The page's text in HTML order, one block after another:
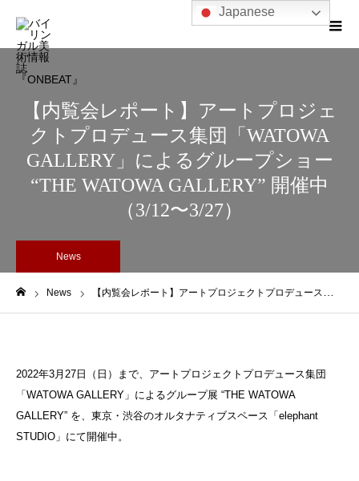
【内覧会レポート】アートプロジェ
クトプロデュース集団「WATOWA
GALLERY」によるグループショー
“THE WATOWA GALLERY” 開催中
（3/12〜3/27）
News
News 【内覧会レポート】アートプロジェクトプロデュース集団「WATOWA GALLERY」によるグループショー “THE WATOWA GALLERY” 開催中（3/12〜3/27）
2022年3月27日（日）まで、アートプロジェクトプロデュース集団
「WATOWA GALLERY」によるグループ展 “THE WATOWA
GALLERY” を、東京・渋谷のオルタナティブスペース「elephant
STUDIO」にて開催中。
Japanese